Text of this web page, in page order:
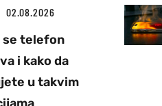
02.08.2026
se telefon
i kako da
u takvim